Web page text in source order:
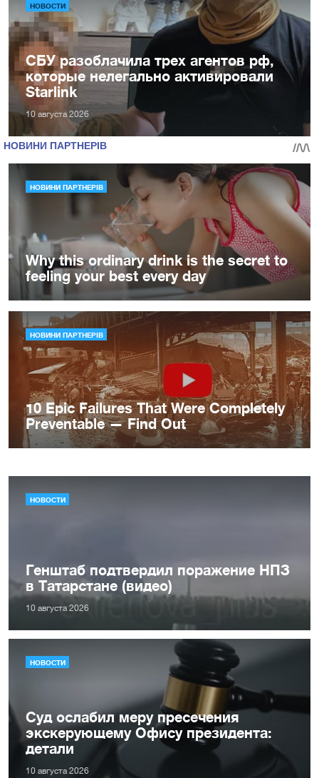
НОВОСТИ
СБУ разоблачила трех агентов рф,
которые нелегально активировали
Starlink
10 августа 2026
НОВОСТИ
Генштаб подтвердил поражение НПЗ
в Татарстане (видео)
10 августа 2026
НОВОСТИ
Суд ослабил меру пресечения
экскерующему Офису президента:
детали
10 августа 2026